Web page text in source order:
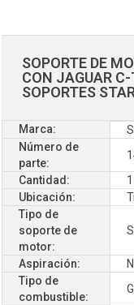
SOPORTE DE
CON JAGUAR
SOPORTES
Marca:
Número de
parte:
Cantidad:
Ubicación:
Tipo de
soporte de
motor:
Aspiración:
Tipo de
combustible: